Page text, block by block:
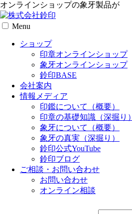
オンラインショップの象牙製品が
Menu
ショップ
印章オンラインショップ
象牙オンラインショップ
鈴印BASE
会社案内
情報メディア
印鑑について（概要）
印章の基礎知識（深掘り）
象牙について（概要）
象牙の真実（深掘り）
鈴印公式YouTube
鈴印ブログ
ご相談・お問い合わせ
お問い合わせ
オンライン相談